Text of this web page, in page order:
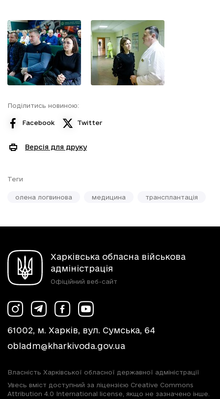
Поділитись новиною:
Facebook Twitter
Версія для друку
Теги
олена логвинова медицина трансплантація
Харківська обласна військова
адміністрація
Офіційний веб-сайт
61002, м. Харків, вул. Сумська, 64
obladm@kharkivoda.gov.ua
Власність Харківської обласної державної адміністрації
Увесь вміст доступний за ліцензією Creative Commons
Attribution 4.0 International license, якщо не зазначено інше.